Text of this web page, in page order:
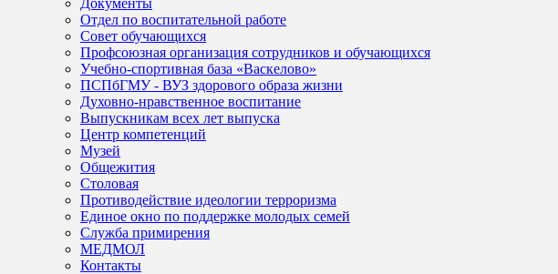
Отдел по воспитательной работе
Совет обучающихся
Профсоюзная организация сотрудников и обучающихся
Учебно-спортивная база «Васкелово»
ПСПбГМУ - ВУЗ здорового образа жизни
Духовно-нравственное воспитание
Выпускникам всех лет выпуска
Центр компетенций
Музей
Общежития
Столовая
Противодействие идеологии терроризма
Единое окно по поддержке молодых семей
Служба примирения
МЕДМОЛ
Контакты